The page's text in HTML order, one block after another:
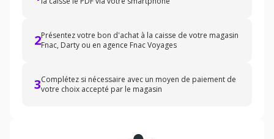
2Présentez votre bon d'achat à la caisse de votre magasin
Fnac, Darty ou en agence Fnac Voyages
3Complétez si nécessaire avec un moyen de paiement de
votre choix accepté par le magasin